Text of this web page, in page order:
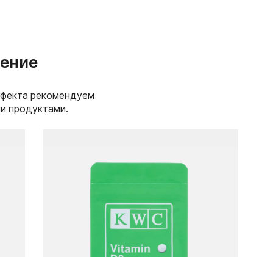
рекомендуем
продуктами.